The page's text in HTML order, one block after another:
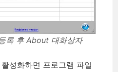
록 후 About 대화상자
성화하면 프로그램 파일